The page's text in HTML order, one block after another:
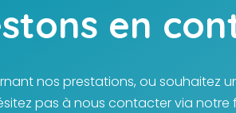
en
nos prestations, ou souhaitez
pas à nous contacter via notre